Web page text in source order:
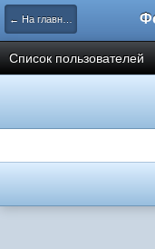
← На главную
Список пользователей